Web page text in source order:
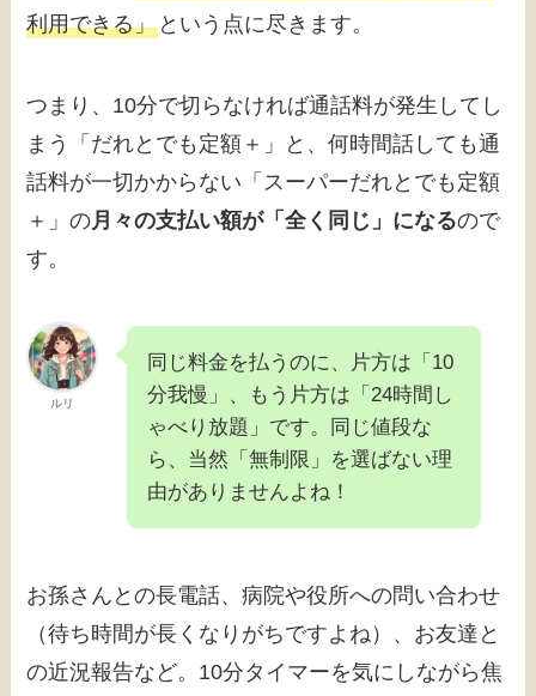
利用できる」 という点に尽きます。
つまり、10分で切らなければ通話料が発生してし
まう「だれとでも定額＋」と、何時間話しても通
話料が一切かからない「スーパーだれとでも定額
＋」の月々の支払い額が「全く同じ」になるので
す。
ルリ
同じ料金を払うのに、片方は「10
分我慢」、もう片方は「24時間し
ゃべり放題」です。同じ値段な
ら、当然「無制限」を選ばない理
由がありませんよね！
お孫さんとの長電話、病院や役所への問い合わせ
（待ち時間が長くなりがちですよね）、お友達と
の近況報告など。10分タイマーを気にしながら焦